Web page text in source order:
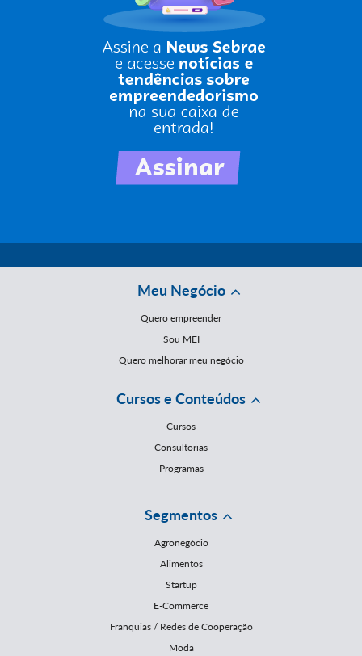
Meu Negócio
Quero empreender
Sou MEI
Quero melhorar meu negócio
Cursos e Conteúdos
Cursos
Consultorias
Programas
Segmentos
Agronegócio
Alimentos
Startup
E-Commerce
Franquias / Redes de Cooperação
Moda